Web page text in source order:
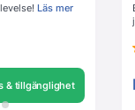
Läs mer
& tillgänglighet